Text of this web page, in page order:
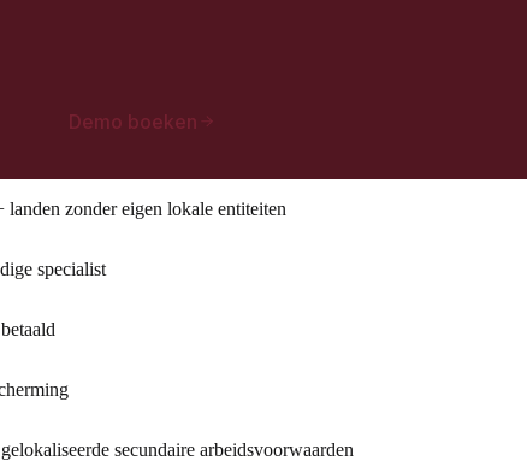
Demo boeken
landen zonder eigen lokale entiteiten
specialist
secundaire arbeidsvoorwaarden